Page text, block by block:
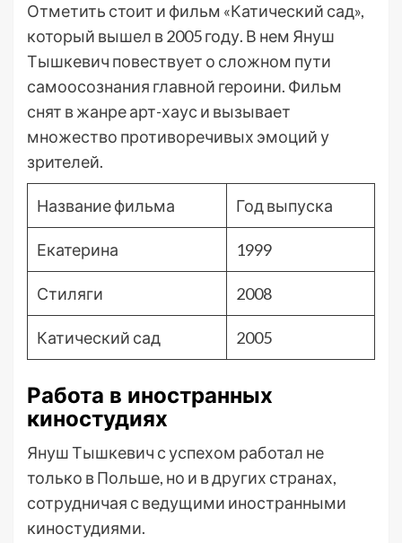
Отметить стоит и фильм «Катический сад»,
который вышел в 2005 году. В нем Януш
Тышкевич повествует о сложном пути
самоосознания главной героини. Фильм
снят в жанре арт-хаус и вызывает
множество противоречивых эмоций у
зрителей.
Название фильма Год выпуска
Екатерина 1999
Стиляги 2008
Катический сад 2005
Работа в иностранных
киностудиях
Януш Тышкевич с успехом работал не
только в Польше, но и в других странах,
сотрудничая с ведущими иностранными
киностудиями.